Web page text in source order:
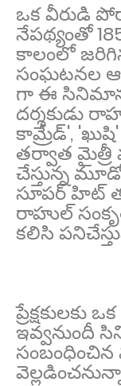
ఒక వీరుడి
నేపథ్యంతో
కాలంలో
సంఘటనల
గా ఈ
దర్శకుడు
కామ్రేడ్',
తర్వాత
చేస్తున్న
సూపర్ హిట్
రాహుల్
కలిసి
ఇవ్వనుందీ